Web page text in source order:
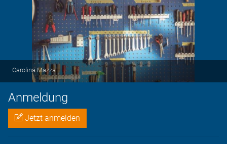
Carolina Mazza
Anmeldung
Jetzt anmelden